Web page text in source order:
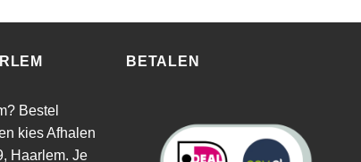
Bestel
kies Afhalen
Haarlem. Je
BETALEN